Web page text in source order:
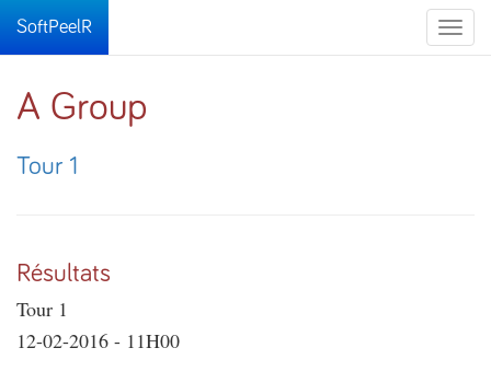
Toggle
SoftPeelR
A Group
Tour 1
Résultats
Tour 1
12-02-2016 - 11H00